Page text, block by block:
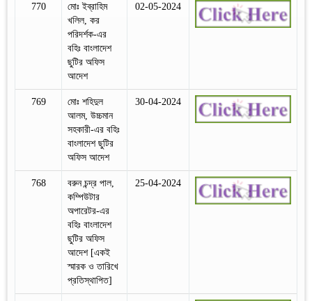
770
মোঃ ইব্রাহিম
খলিল, কর
পরিদর্শক-এর
বহিঃ বাংলাদেশ
ছুটির অফিস
আদেশ
02-05-2024
769
মোঃ শহিদুল
আলম, উচ্চমান
সহকারী-এর বহিঃ
বাংলাদেশ ছুটির
অফিস আদেশ
30-04-2024
768
বরুন চন্দ্র পাল,
কম্পিউটার
অপারেটর-এর
বহিঃ বাংলাদেশ
ছুটির অফিস
আদেশ [একই
স্মারক ও তারিখে
প্রতিস্থাপিত]
25-04-2024